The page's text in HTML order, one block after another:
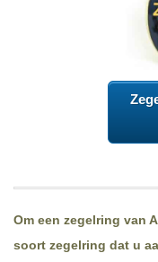
Om een zegelring van
soort zegelring dat u